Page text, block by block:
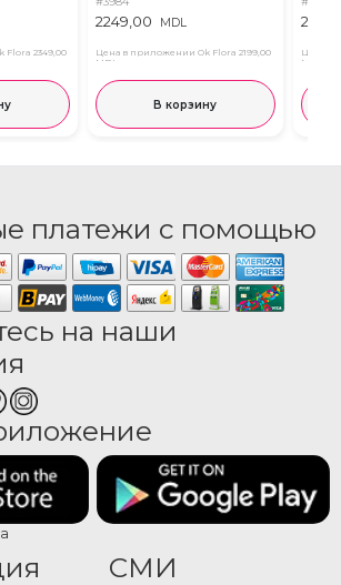
Flora 2349,00
2249,00 MDL
Цена в приложении Ok Flora 2199,00
MDL
В корзину
Цена в
MDL
платежи с помощью
на наши
СМИ